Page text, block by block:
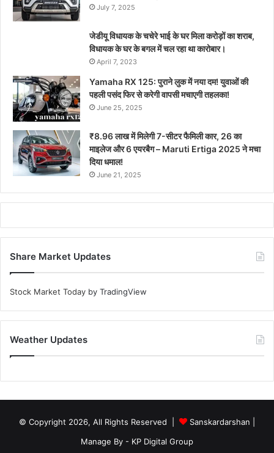
July 7, 2025
जेडीयू विधायक के चचेरे भाई के घर मिला करोड़ों का शराब,
विधायक के घर के बगल में चल रहा था कारोबार।
April 7, 2023
Yamaha RX 125: पुराने लुक में नया दम! युवाओं की
पहली पसंद फिर से करेगी वापसी मचाएगी तहलका!
June 25, 2025
₹8.96 लाख में मिलेगी 7-सीटर फैमिली कार, 26 का
माइलेज और 6 एयरबैग – Maruti Ertiga 2025 ने मचा
दिया धमाल!
June 21, 2025
Share Market Updates
Stock Market Today by TradingView
Weather Updates
© Copyright 2026, All Rights Reserved | Sanskardarshan
Manage By - KP Digital Group